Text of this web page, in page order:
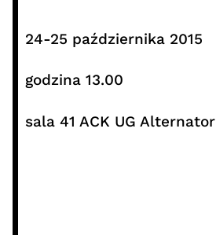
24-25 października 2015
godzina 13.00
sala 41 ACK UG Alternator